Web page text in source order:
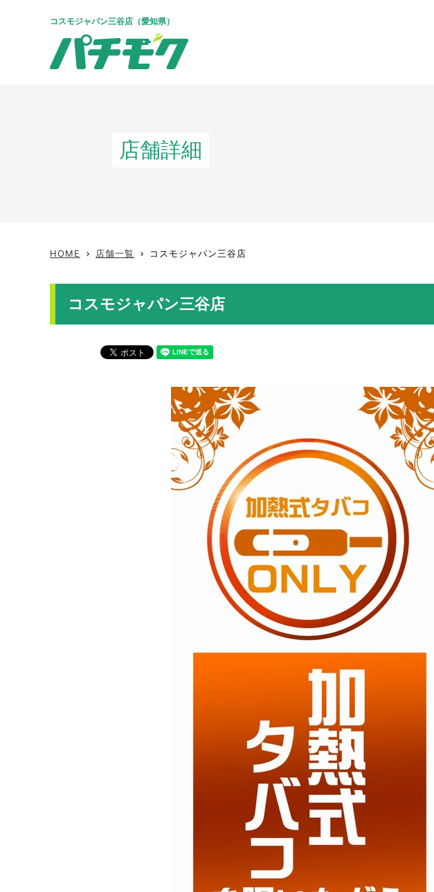
コスモジャパン三谷店（愛知県）
店舗詳細
HOME keyboard_arrow_right 店舗一覧 keyboard_arrow_right コスモジャパン三谷店
コスモジャパン三谷店